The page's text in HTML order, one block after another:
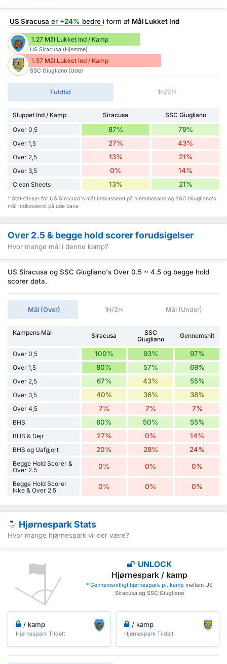
US Siracusa er +24% bedre i form af Mål Lukket Ind
1.27 Mål Lukket Ind / Kamp
US Siracusa (Hjemme)
1.57 Mål Lukket Ind / Kamp
SSC Giugliano (Ude)
Fuldtid 1H/2H
Sluppet Ind / Kamp Siracusa
SSC Giugliano
Over 0,5
87% 79%
Over 1,5 27% 43%
Over 2,5 13% 21%
Over 3,5 0% 14%
Clean Sheets 13% 21%
* Statistikker for US Siracusa's mål indkasseret på hjemmebane og SSC Giugliano's
mål indkasseret på ude bane
Over 2.5 & begge hold scorer forudsigelser
Hvor mange mål i denne kamp?
US Siracusa og SSC Giugliano's Over 0.5 ~ 4.5 og begge hold
scorer data.
Mål (Over) 1H/2H Mål (Under)
Kampens Mål Siracusa
SSC
Giugliano
Gennemsnit
Over 0,5 100% 93% 97%
Over 1,5 80% 57% 69%
Over 2,5 67% 43% 55%
Over 3,5 40% 36% 38%
Over 4,5 7% 7% 7%
BHS 60% 50% 55%
BHS & Sejr 27% 0% 14%
BHS og Uafgjort 20% 28% 24%
Begge Hold Scorer &
Over 2.5
0% 0% 0%
Begge Hold Scorer
Ikke & Over 2.5
0% 0% 0%
Hjørnespark Stats
Hvor mange hjørnespark vil der være?
UNLOCK
Hjørnespark / kamp
* Gennemsnitligt hjørnespark pr. kamp mellem US
Siracusa og SSC Giugliano
/ kamp
Hjørnespark Tildelt
/ kamp
Hjørnespark Tildelt